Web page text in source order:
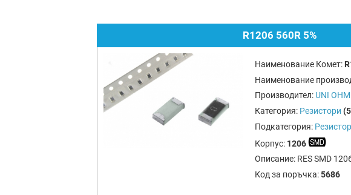
R1206 560R 5%
Наименование Комет:
Наименование
Производител: UNI OHM
Категория: Резистори
Подкатегория:
Корпус: 1206
Описание: RES SMD
Код за поръчка:5686